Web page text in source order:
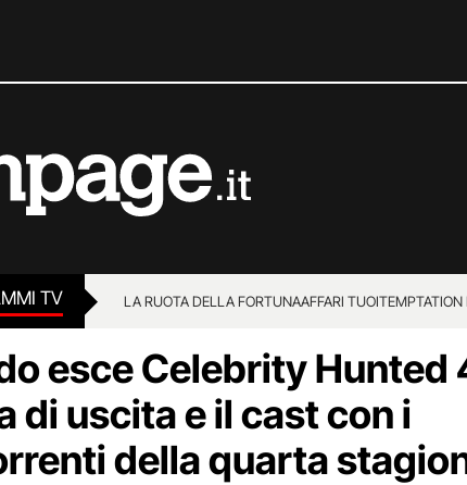
TV LA RUOTA DELLA FORTUNAAFFARI TUOI
esce Celebrity Hunted
di uscita e il cast con i
della quarta